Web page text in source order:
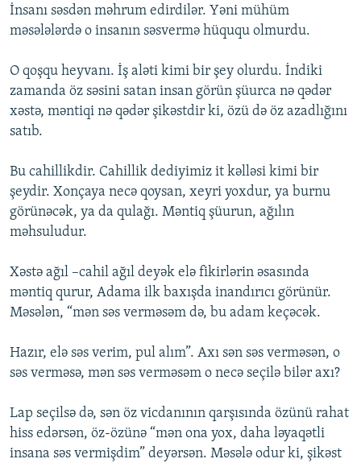
İnsanı səsdən məhrum edirdilər. Yəni mühüm
məsələlərdə o insanın səsvermə hüququ olmurdu.
O qoşqu heyvanı. İş aləti kimi bir şey olurdu. İndiki
zamanda öz səsini satan insan görün şüurca nə qədər
xəstə, məntiqi nə qədər şikəstdir ki, özü də öz azadlığını
satıb.
Bu cahillikdir. Cahillik dediyimiz it kəlləsi kimi bir
şeydir. Xonçaya necə qoysan, xeyri yoxdur, ya burnu
görünəcək, ya da qulağı. Məntiq şüurun, ağılın
məhsuludur.
Xəstə ağıl –cahil ağıl deyək elə fikirlərin əsasında
məntiq qurur, Adama ilk baxışda inandırıcı görünür.
Məsələn, “mən səs verməsəm də, bu adam keçəcək.
Hazır, elə səs verim, pul alım”. Axı sən səs verməsən, o
səs verməsə, mən səs verməsəm o necə seçilə bilər axı?
Lap seçilsə də, sən öz vicdanının qarşısında özünü rahat
hiss edərsən, öz-özünə “mən ona yox, daha ləyaqətli
insana səs vermişdim” deyərsən. Məsələ odur ki, şikəst